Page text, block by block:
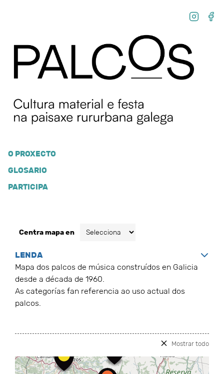
O PROXECTO
GLOSARIO
PARTICIPA
Centra mapa en
LENDA
Mapa dos palcos de música construídos en Galicia
desde a década de 1960.
As categorías fan referencia ao uso actual dos
palcos.
Mostrar todo